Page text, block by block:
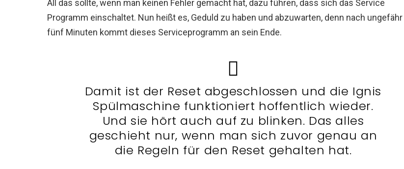
All das sollte, wenn man keinen Fehler gemacht hat, dazu führen, dass sich das Service
Programm einschaltet. Nun heißt es, Geduld zu haben und abzuwarten, denn nach ungefähr
fünf Minuten kommt dieses Serviceprogramm an sein Ende.
Damit ist der Reset abgeschlossen und die Ignis
Spülmaschine funktioniert hoffentlich wieder.
Und sie hört auch auf zu blinken. Das alles
geschieht nur, wenn man sich zuvor genau an
die Regeln für den Reset gehalten hat.